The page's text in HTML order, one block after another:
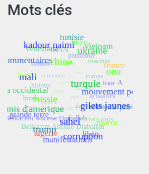
Mots clés